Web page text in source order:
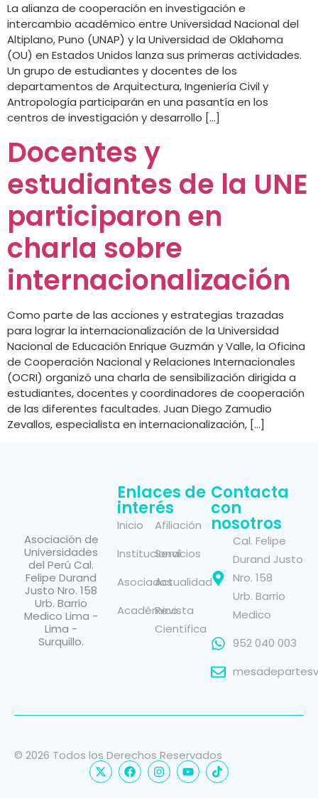
La alianza de cooperación en investigación e
intercambio académico entre Universidad Nacional del
Altiplano, Puno (UNAP) y la Universidad de Oklahoma
(OU) en Estados Unidos lanza sus primeras actividades.
Un grupo de estudiantes y docentes de los
departamentos de Arquitectura, Ingeniería Civil y
Antropología participarán en una pasantía en los
centros de investigación y desarrollo […]
Docentes y
estudiantes de la UNE
participaron en
charla sobre
internacionalización
Como parte de las acciones y estrategias trazadas
para lograr la internacionalización de la Universidad
Nacional de Educación Enrique Guzmán y Valle, la Oficina
de Cooperación Nacional y Relaciones Internacionales
(OCRI) organizó una charla de sensibilización dirigida a
estudiantes, docentes y coordinadores de cooperación
de las diferentes facultades. Juan Diego Zamudio
Zevallos, especialista en internacionalización, […]
Asociación de
Universidades
del Perú Cal.
Felipe Durand
Justo Nro. 158
Urb. Barrio
Medico Lima -
Lima -
Surquillo.
Enlaces de
interés
Inicio
Institucional
Asociados
Académico
Afiliación
Servicios
Actualidad
Revista
Científica
Contacta
con
nosotros
Cal. Felipe
Durand Justo
Nro. 158
Urb. Barrio
Medico
952 040 003
© 2026 Todos los Derechos Reservados